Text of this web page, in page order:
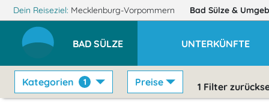
Dein Reiseziel: Mecklenburg-Vorpommern Bad Sülze &
BAD SÜLZE UNTERKÜNFTE
Kategorien 1 Preise 1 Filter